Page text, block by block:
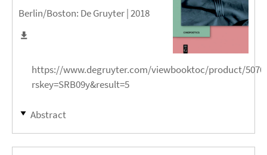
Berlin/Boston: De Gruyter |2018
https://www.degruyter.com/viewbooktoc/product/
rskey=SRB09y&result=5
Abstract